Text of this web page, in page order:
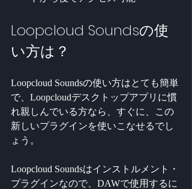
Loopcloud Soundsの使
い方は？
Loopcloud Soundsの使い方はとても簡単
で、Loopcloudデスクトップアプリに慣
れ親しんでいる方なら、すぐに、この
新しいプラグインを使いこなせるでし
ょう。
Loopcloud Soundsはインストルメント・
プラグインなので、DAWで使用するに